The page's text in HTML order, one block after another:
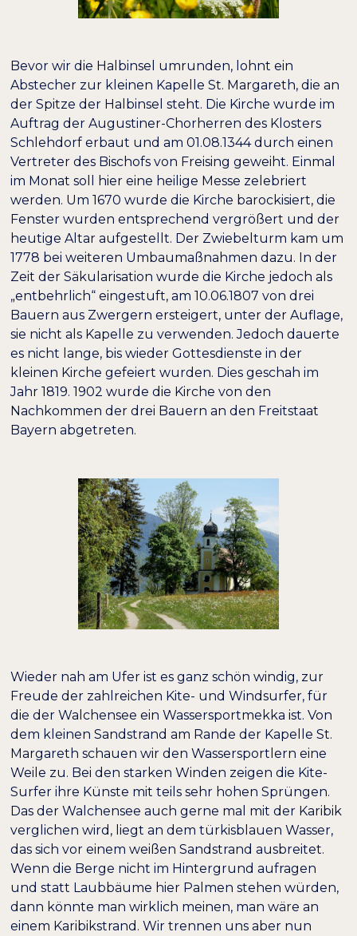
Bevor wir die Halbinsel umrunden, lohnt ein
Abstecher zur kleinen Kapelle St. Margareth, die an
der Spitze der Halbinsel steht. Die Kirche wurde im
Auftrag der Augustiner-Chorherren des Klosters
Schlehdorf erbaut und am 01.08.1344 durch einen
Vertreter des Bischofs von Freising geweiht. Einmal
im Monat soll hier eine heilige Messe zelebriert
werden. Um 1670 wurde die Kirche barockisiert, die
Fenster wurden entsprechend vergrößert und der
heutige Altar aufgestellt. Der Zwiebelturm kam um
1778 bei weiteren Umbaumaßnahmen dazu. In der
Zeit der Säkularisation wurde die Kirche jedoch als
„entbehrlich“ eingestuft, am 10.06.1807 von drei
Bauern aus Zwergern ersteigert, unter der Auflage,
sie nicht als Kapelle zu verwenden. Jedoch dauerte
es nicht lange, bis wieder Gottesdienste in der
kleinen Kirche gefeiert wurden. Dies geschah im
Jahr 1819. 1902 wurde die Kirche von den
Nachkommen der drei Bauern an den Freitstaat
Bayern abgetreten.
Wieder nah am Ufer ist es ganz schön windig, zur
Freude der zahlreichen Kite- und Windsurfer, für
die der Walchensee ein Wassersportmekka ist. Von
dem kleinen Sandstrand am Rande der Kapelle St.
Margareth schauen wir den Wassersportlern eine
Weile zu. Bei den starken Winden zeigen die Kite-
Surfer ihre Künste mit teils sehr hohen Sprüngen.
Das der Walchensee auch gerne mal mit der Karibik
verglichen wird, liegt an dem türkisblauen Wasser,
das sich vor einem weißen Sandstrand ausbreitet.
Wenn die Berge nicht im Hintergrund aufragen
und statt Laubbäume hier Palmen stehen würden,
dann könnte man wirklich meinen, man wäre an
einem Karibikstrand. Wir trennen uns aber nun